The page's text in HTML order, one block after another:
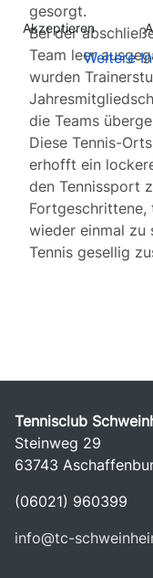
gesorgt.
Bei der
Team leer
wurden
die Teams
Diese Tennis-
erhofft ein
den Tennissport
Fortgeschrittene,
wieder einmal zu
Tennis gesellig
Tennisclub
Steinweg 29
63743
(06021) 960399
info@tc-
Akzeptieren
Weitere